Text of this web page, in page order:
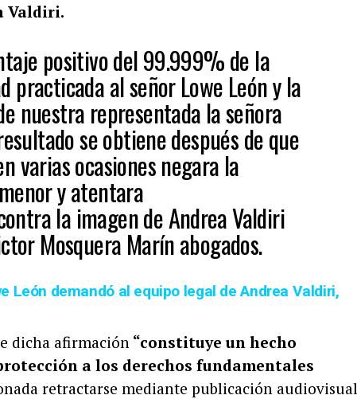
Valdiri.
positivo del 99.999% de la
practicada al señor Lowe León y la
nuestra representada la señora
se obtiene después de que
varias ocasiones negara la
y atentara
la imagen de Andrea Valdiri
Mosquera Marín abogados.
León demandó al equipo legal de Andrea Valdiri,
dicha afirmación “constituye un hecho
a los derechos fundamentales
retractarse mediante publicación audiovisual